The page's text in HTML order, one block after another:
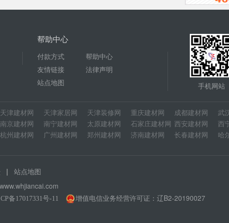
帮助中心
付款方式
帮助中心
友情链接
法律声明
站点地图
手机网站
天津建材网 天津家居网 天津装修网 重庆建材网 成都建材网 武
南京建材网 南宁建材网 太原建材网 石家庄建材网 西安建材网 西
杭州建材网 广州建材网 郑州建材网 济南建材网 长春建材网 哈
| 站点地图
www.whjiancai.com
备17017331号-11 增值电信业务经营许可证：辽B2-20190027